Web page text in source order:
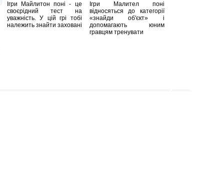
Ігри Майлитон поні - це
своєрідний тест на
уважність. У цій грі тобі
належить знайти заховані
Ігри Малител поні
відносяться до категорії
«знайди об'єкт» і
допомагають юним
гравцям тренувати